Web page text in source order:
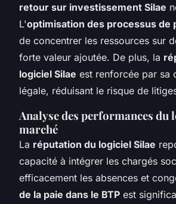
retour sur investissement Silae
L'optimisation des processus de
de concentrer les ressources sur
forte valeur ajoutée. De plus, la
logiciel Silae est renforcée par sa
légale, réduisant le risque de
Analyse des performances du
marché
La réputation du logiciel Silae
capacité à intégrer les chargés
efficacement les absences et
de la paie dans le BTP est